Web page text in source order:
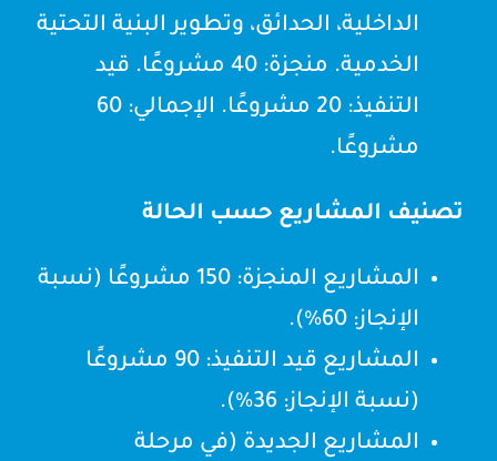
الداخلية، الحدائق، وتطوير البنية التحتية
الخدمية. منجزة: 40 مشروعًا. قيد
التنفيذ: 20 مشروعًا. الإجمالي: 60
مشروعًا.
تصنيف المشاريع حسب الحالة
المشاريع المنجزة: 150 مشروعًا (نسبة
الإنجاز: 60%).
المشاريع قيد التنفيذ: 90 مشروعًا
(نسبة الإنجاز: 36%).
المشاريع الجديدة (في مرحلة